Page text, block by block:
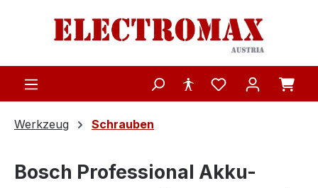
Zum Hauptinhalt springen
Werkzeug Schrauben
Bosch Professional Akku-